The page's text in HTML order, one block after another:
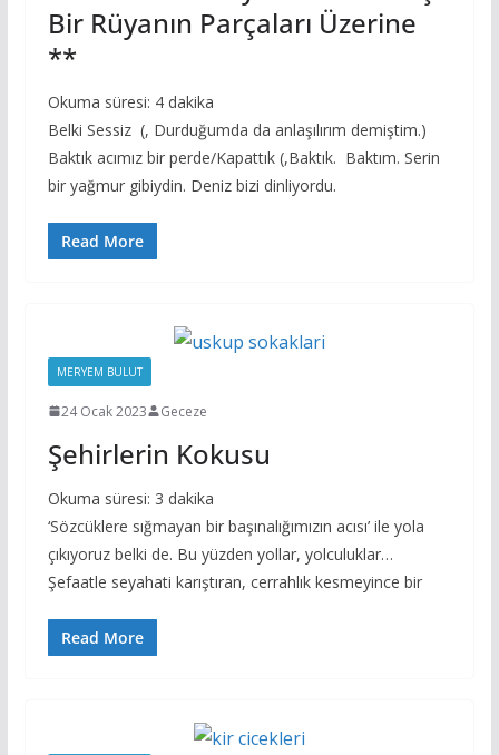
Bir Rüyanın Parçaları Üzerine
**
Okuma süresi: 4 dakika
Belki Sessiz (, Durduğumda da anlaşılırım demiştim.)
Baktık acımız bir perde/Kapattık (,Baktık. Baktım. Serin
bir yağmur gibiydin. Deniz bizi dinliyordu.
Read More
MERYEM BULUT
24 Ocak 2023 Geceze
Şehirlerin Kokusu
Okuma süresi: 3 dakika
‘Sözcüklere sığmayan bir başınalığımızın acısı’ ile yola
çıkıyoruz belki de. Bu yüzden yollar, yolculuklar…
Şefaatle seyahati karıştıran, cerrahlık kesmeyince bir
Read More